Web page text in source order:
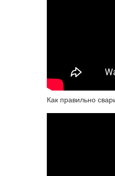
Как правильно